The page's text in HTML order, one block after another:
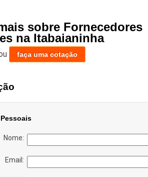
sobre Fornecedores
na Itabaianinha
faça uma cotação
Nome:
Email: